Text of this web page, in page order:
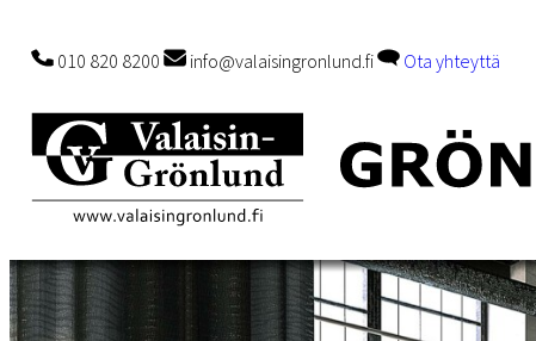
010 820 8200 info@valaisingronlund.fi Ota yhteyttä